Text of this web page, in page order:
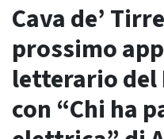
Cava de’
prossimo
letterario del
con “Chi ha